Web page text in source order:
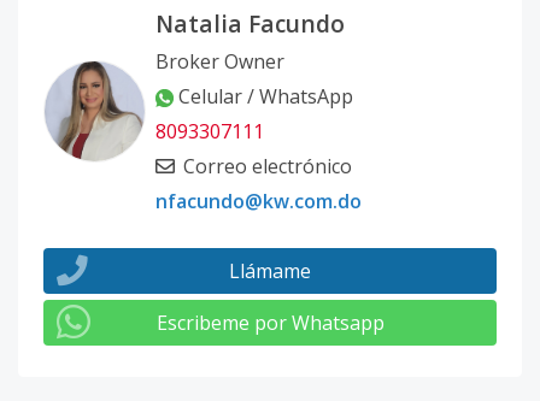
Natalia Facundo
Broker Owner
Celular / WhatsApp
8093307111
Correo electrónico
nfacundo@kw.com.do
Llámame
Escribeme por Whatsapp